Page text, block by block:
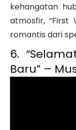
kehangatan
atmosfir, “First
romantis dari
6.
Baru” –